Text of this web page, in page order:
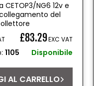
NG6 12v e
del
£83.29EXC VAT
1105 Disponibile
AL CARRELLO